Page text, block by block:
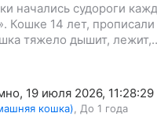
начались судороги
Кошке 14 лет,
тяжело дышит,
, 19 июля 2026, 11:28:29
кошка) До 1 года